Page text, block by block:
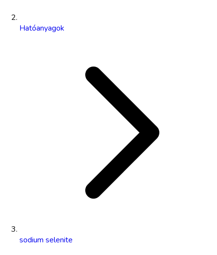
Hatóanyagok
sodium selenite